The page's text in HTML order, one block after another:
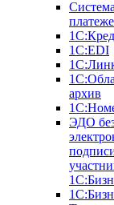
1С:EDI
архив
ЭДО